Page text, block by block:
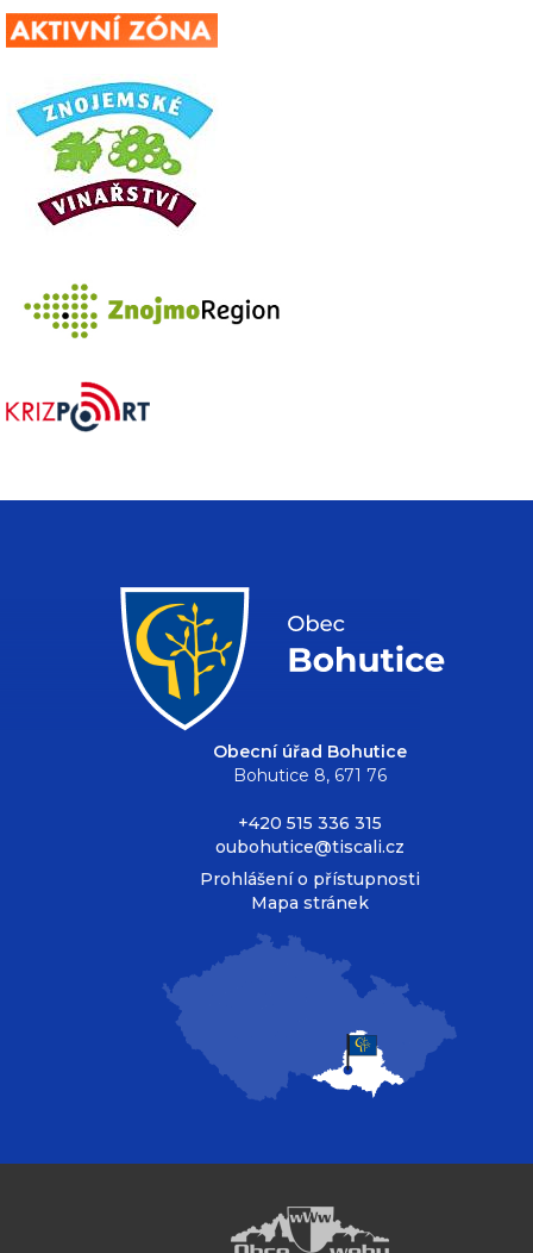
Obecní úřad Bohutice
Bohutice 8, 671 76
+420 515 336 315
oubohutice@tiscali.cz
Prohlášení o přístupnosti
Mapa stránek